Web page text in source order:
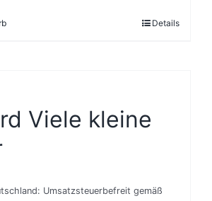
Details
Viele kleine
Umsatzsteuerbefreit gemäß